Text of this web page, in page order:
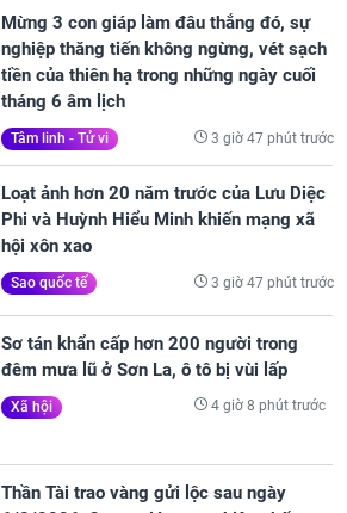
Mừng 3 con giáp làm đâu thắng đó, sự
nghiệp thăng tiến không ngừng, vét sạch
tiền của thiên hạ trong những ngày cuối
tháng 6 âm lịch
Tâm linh - Tử vi 3 giờ 47 phút trước
Loạt ảnh hơn 20 năm trước của Lưu Diệc
Phi và Huỳnh Hiểu Minh khiến mạng xã
hội xôn xao
Sao quốc tế 3 giờ 47 phút trước
Sơ tán khẩn cấp hơn 200 người trong
đêm mưa lũ ở Sơn La, ô tô bị vùi lấp
Xã hội 4 giờ 8 phút trước
Thần Tài trao vàng gửi lộc sau ngày